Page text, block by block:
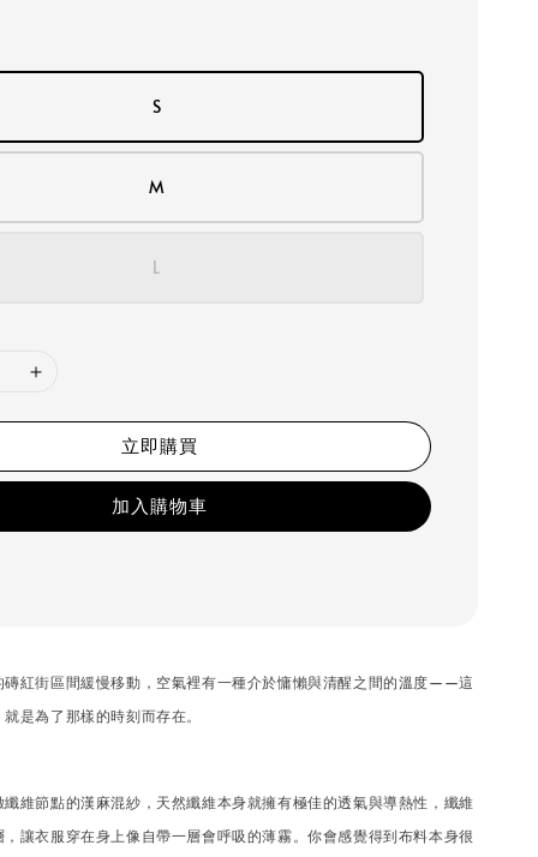
S
M
L
立即購買
加入購物車
磚紅街區間緩慢移動，空氣裡有一種介於慵懶與清醒之間的溫度——這
是為了那樣的時刻而存在。
維節點的漢麻混紗，天然纖維本身就擁有極佳的透氣與導熱性，纖維
讓衣服穿在身上像自帶一層會呼吸的薄霧。你會感覺得到布料本身很